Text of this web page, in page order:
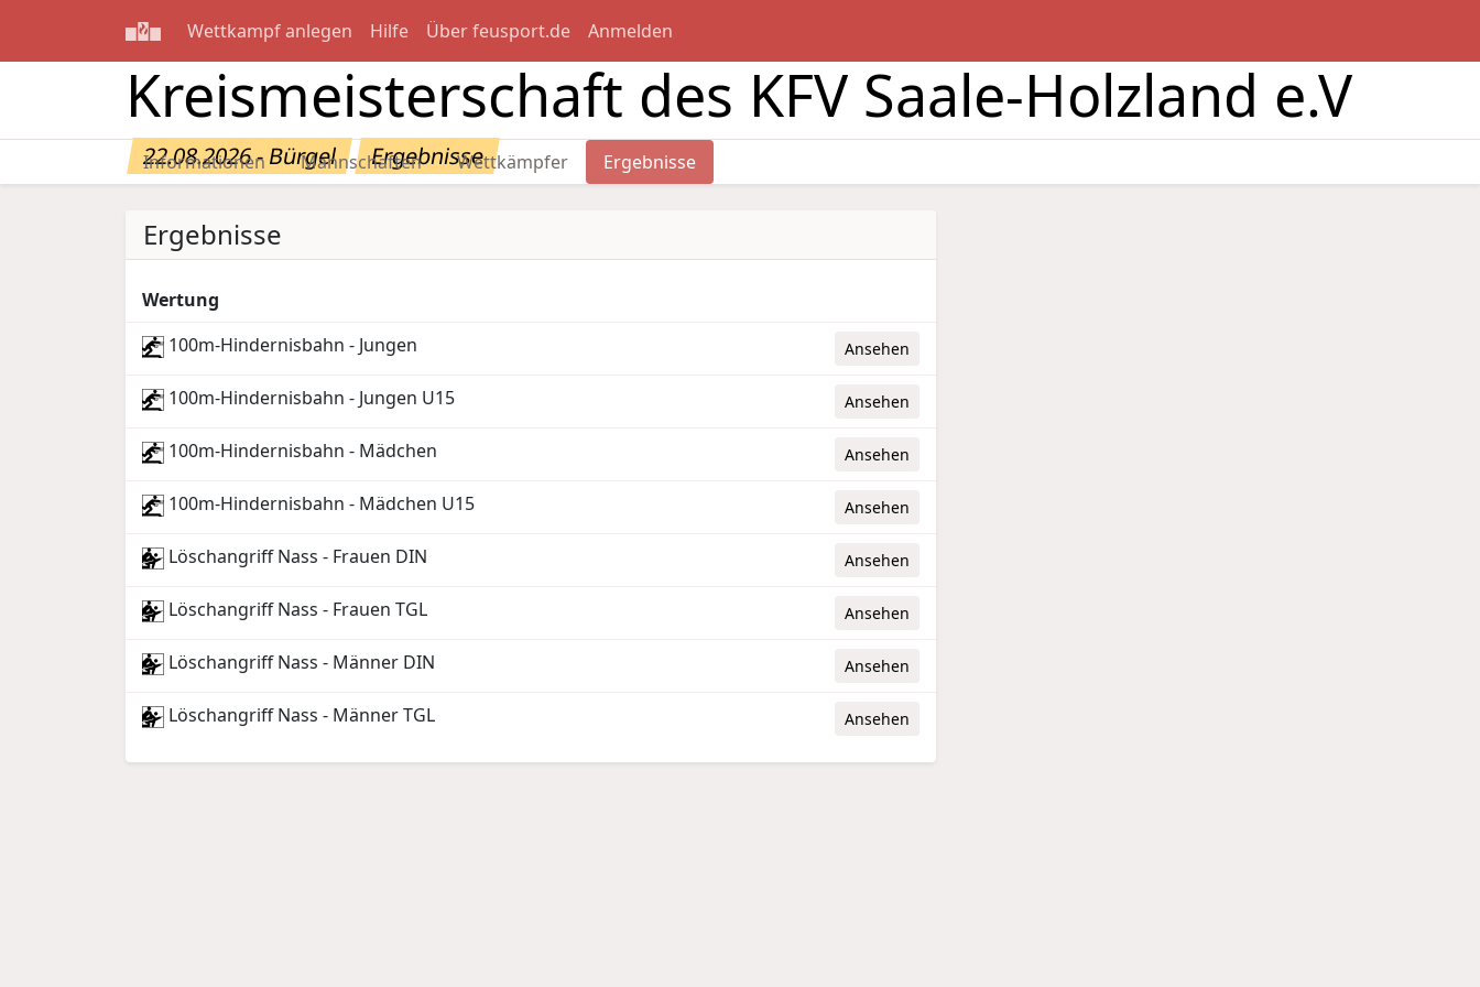
Wettkampf anlegen Hilfe Über feusport.de Anmelden
Kreismeisterschaft des KFV Saale-Holzland e.V
22.08.2026 - Bürgel Ergebnisse
Informationen Mannschaften Wettkämpfer Ergebnisse
Ergebnisse
Wertung
100m-Hindernisbahn - Jungen
Ansehen
100m-Hindernisbahn - Jungen U15 Ansehen
100m-Hindernisbahn - Mädchen Ansehen
100m-Hindernisbahn - Mädchen U15 Ansehen
Löschangriff Nass - Frauen DIN Ansehen
Löschangriff Nass - Frauen TGL Ansehen
Löschangriff Nass - Männer DIN Ansehen
Löschangriff Nass - Männer TGL Ansehen